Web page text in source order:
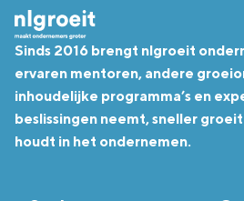
Sinds 2016 brengt nlgroeit
ervaren mentoren, andere
inhoudelijke programma’s en
beslissingen neemt, sneller
houdt in het ondernemen.